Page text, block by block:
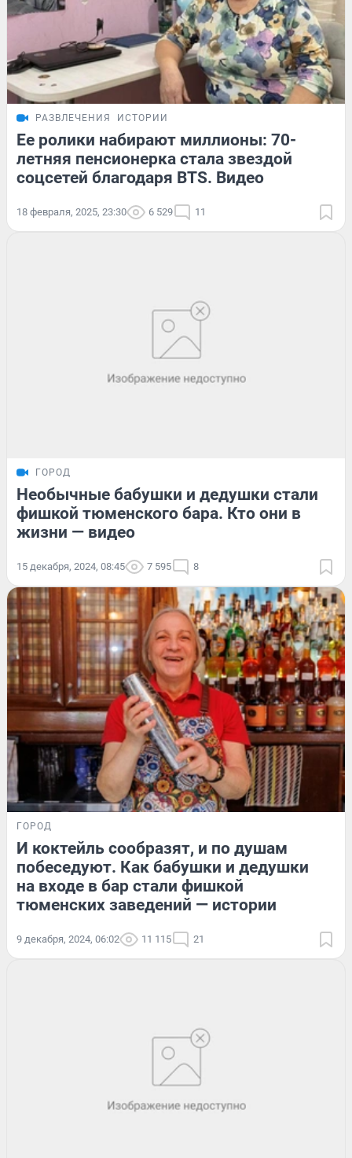
РАЗВЛЕЧЕНИЯ ИСТОРИИ
Ее ролики набирают миллионы: 70-
летняя пенсионерка стала звездой
соцсетей благодаря BTS. Видео
18 февраля, 2025, 23:30 6 529 11
ГОРОД
Необычные бабушки и дедушки стали
фишкой тюменского бара. Кто они в
жизни — видео
15 декабря, 2024, 08:45 7 595 8
ГОРОД
И коктейль сообразят, и по душам
побеседуют. Как бабушки и дедушки
на входе в бар стали фишкой
тюменских заведений — истории
9 декабря, 2024, 06:02 11 115 21